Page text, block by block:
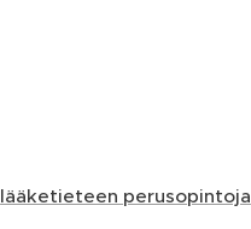
lääketieteen perusopintoja